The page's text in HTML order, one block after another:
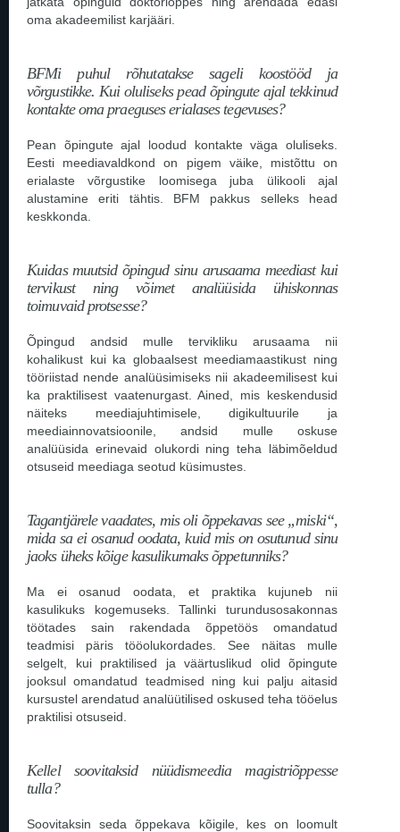
oma akadeemilist karjääri.
BFMi puhul rõhutatakse sageli koostööd ja
võrgustikke. Kui oluliseks pead õpingute ajal tekkinud
kontakte oma praeguses erialases tegevuses?
Pean õpingute ajal loodud kontakte väga oluliseks.
Eesti meediavaldkond on pigem väike, mistõttu on
erialaste võrgustike loomisega juba ülikooli ajal
alustamine eriti tähtis. BFM pakkus selleks head
keskkonda.
Kuidas muutsid õpingud sinu arusaama meediast kui
tervikust ning võimet analüüsida ühiskonnas
toimuvaid protsesse?
Õpingud andsid mulle tervikliku arusaama nii
kohalikust kui ka globaalsest meediamaastikust ning
tööriistad nende analüüsimiseks nii akadeemilisest kui
ka praktilisest vaatenurgast. Ained, mis keskendusid
näiteks meediajuhtimisele, digikultuurile ja
meediainnovatsioonile, andsid mulle oskuse
analüüsida erinevaid olukordi ning teha läbimõeldud
otsuseid meediaga seotud küsimustes.
Tagantjärele vaadates, mis oli õppekavas see „miski“,
mida sa ei osanud oodata, kuid mis on osutunud sinu
jaoks üheks kõige kasulikumaks õppetunniks?
Ma ei osanud oodata, et praktika kujuneb nii
kasulikuks kogemuseks. Tallinki turundusosakonnas
töötades sain rakendada õppetöös omandatud
teadmisi päris tööolukordades. See näitas mulle
selgelt, kui praktilised ja väärtuslikud olid õpingute
jooksul omandatud teadmised ning kui palju aitasid
kursustel arendatud analüütilised oskused teha tööelus
praktilisi otsuseid.
Kellel soovitaksid nüüdismeedia magistriõppesse
tulla?
Soovitaksin seda õppekava kõigile, kes on loomult